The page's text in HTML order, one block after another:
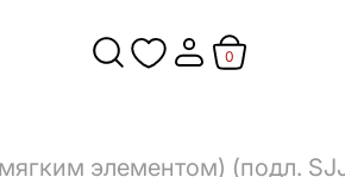
0
элементом) (подл.